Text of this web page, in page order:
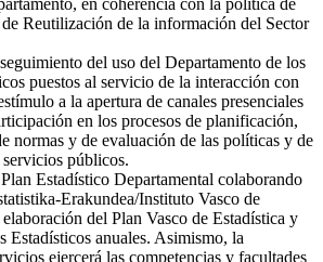
Reutilización de la información del Sector
del uso del Departamento de los
puestos al servicio de la interacción con
a la apertura de canales presenciales
en los procesos de planificación,
normas y de evaluación de las políticas y de
públicos.
Estadístico Departamental colaborando
Erakundea/Instituto Vasco de
del Plan Vasco de Estadística y
Estadísticos anuales. Asimismo, la
ejercerá las competencias y facultades